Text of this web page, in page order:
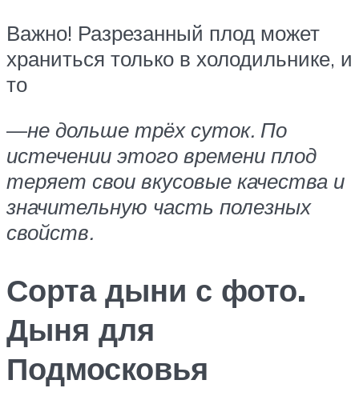
Важно! Разрезанный плод может
храниться только в холодильнике, и
то
—не дольше трёх суток. По
истечении этого времени плод
теряет свои вкусовые качества и
значительную часть полезных
свойств.
Сорта дыни с фото.
Дыня для
Подмосковья